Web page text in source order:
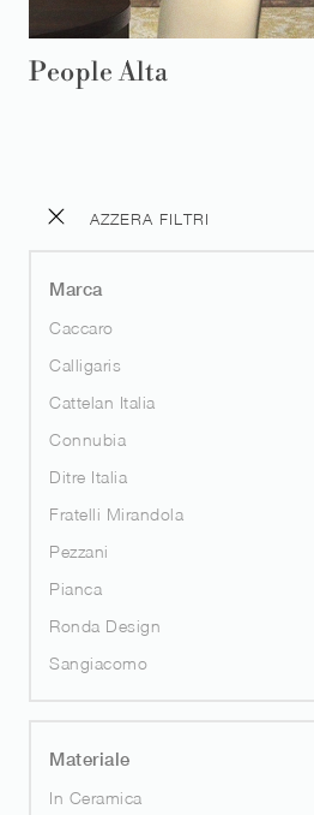
AZZERA FILTRI
Marca
Caccaro
Calligaris
Cattelan Italia
Connubia
Ditre Italia
Fratelli Mirandola
Pezzani
Pianca
Ronda Design
Sangiacomo
Materiale
In Ceramica
People Alta